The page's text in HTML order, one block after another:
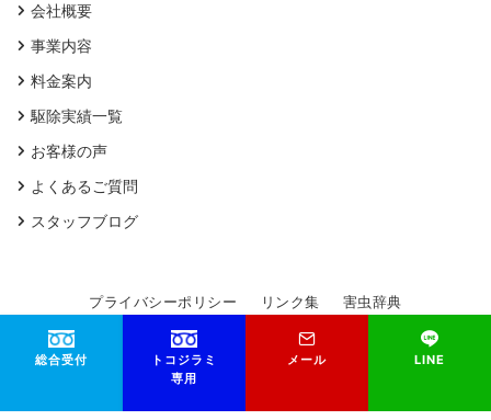
会社概要
事業内容
料金案内
駆除実績一覧
お客様の声
よくあるご質問
スタッフブログ
プライバシーポリシー リンク集 害虫辞典
© 2026 大洋防疫研究所
総合受付
トコジラミ
専用
メール LINE